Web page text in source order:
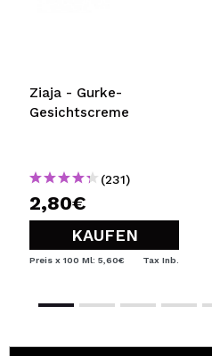
Ziaja - Gurke-
Gesichtscreme
(231)
2,80€
KAUFEN
Preis x 100 Ml: 5,60€ Tax Inb.